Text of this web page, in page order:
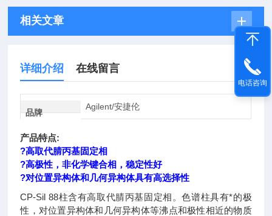
相关文章
详细介绍 在线留言
品牌
Agilent/安捷伦
产品特点:
?高取代腈丙基固定相
?高极性，非化学键合相，稳定性好
?对位置异构体和几何异构体具有高选择性
CP-Sil 88柱含有高取代腈丙基固定相。色谱柱具有*的极
性，对位置异构体和几何异构体等沸点和极性相近的物质
电话咨询